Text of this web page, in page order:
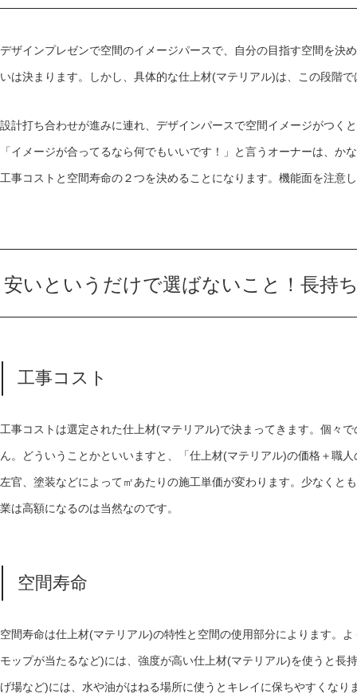
デザインプレゼンで空間のイメージパースで、自分の目指す空間を決
いは決まります。しかし、具体的な仕上材(マテリアル)は、この段階
設計打ち合わせが進みに連れ、デザインパースで空間イメージがつく
「イメージが合ってるなら何でもいいです！」と言うオーナーは、か
工事コストと空間寿命の２つを決めることになります。機能面を注意
安いというだけで選ばないこと！長持
工事コスト
工事コストは選定された仕上材(マテリアル)で決まってきます。個々
ん。どういうことかといいますと、「仕上材(マテリアル)の価格＋職
左官、塗装などによって㎡あたりの施工単価が変わります。少なくと
業は高額になるのは当然なのです。
空間寿命
空間寿命は仕上材(マテリアル)の特性と空間の使用部分によります。
モップが当たるなど)には、強度が高い仕上材(マテリアル)を使うと長
げ場など)には、水や油がはねる場所に使うとキレイに保ちやすくなり